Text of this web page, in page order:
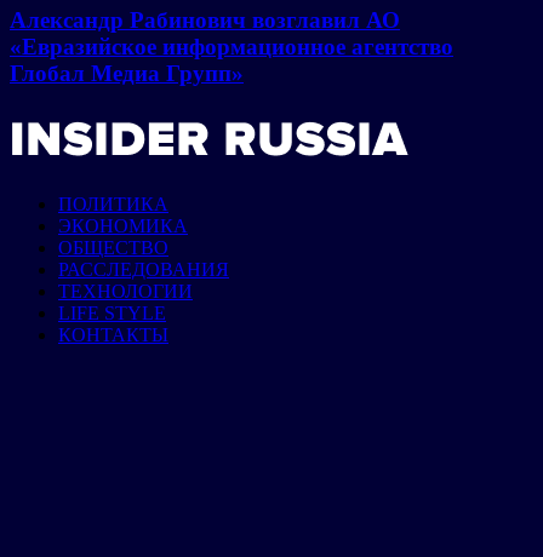
Александр Рабинович возглавил АО
«Евразийское информационное агентство
Глобал Медиа Групп»
ПОЛИТИКА
ЭКОНОМИКА
ОБЩЕСТВО
РАССЛЕДОВАНИЯ
ТЕХНОЛОГИИ
LIFE STYLE
КОНТАКТЫ